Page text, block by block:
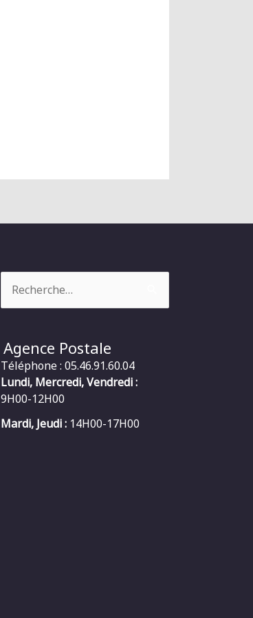
Agence Postale
Téléphone : 05.46.91.60.04
Lundi, Mercredi, Vendredi :
9H00-12H00
Mardi, Jeudi : 14H00-17H00